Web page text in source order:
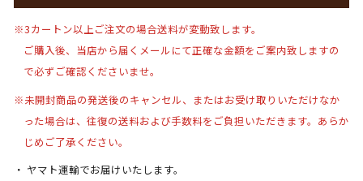
※3カートン以上ご注文の場合送料が変動致します。
ご購入後、当店から届くメールにて正確な金額をご案内致しますの
で必ずご確認くださいませ。
※未開封商品の発送後のキャンセル、またはお受け取りいただけなか
った場合は、往復の送料および手数料をご負担いただきます。 あらか
じめご了承ください。
ヤマト運輸でお届けいたします。